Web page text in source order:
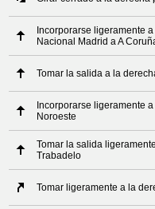
Incorporarse ligeramente
Nacional Madrid a A
Tomar la salida a la
Incorporarse ligeramente
Noroeste
Tomar la salida
Trabadelo
Tomar ligeramente a la